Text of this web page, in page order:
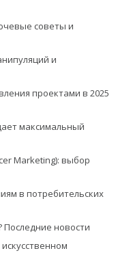
советы и
и
проектами в 2025
максимальный
Marketing): выбор
в потребительских
Последние новости